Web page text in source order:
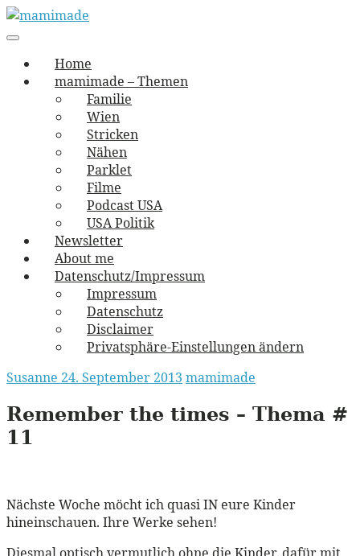
Skip
to
mamimade
vernäht und zugetextet
navigation
Menu
Home
mamimade – Themen
Familie
Wien
Stricken
Nähen
Parklet
Filme
Podcast USA
USA Politik
Newsletter
About me
Datenschutz/Impressum
Impressum
Datenschutz
Disclaimer
Privatsphäre-Einstellungen ändern
Susanne 24. September 2013 mamimade
Remember the times – Thema #
11
Nächste Woche möcht ich quasi IN eure Kinder
hineinschauen. Ihre Werke sehen!